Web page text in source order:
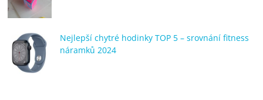
Nejlepší chytré hodinky TOP 5 – srovnání fitness
náramků 2024